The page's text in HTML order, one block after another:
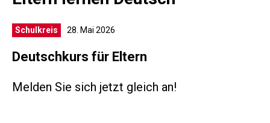
Schulkreis 28. Mai 2026
Deutschkurs für Eltern
Melden Sie sich jetzt gleich an!